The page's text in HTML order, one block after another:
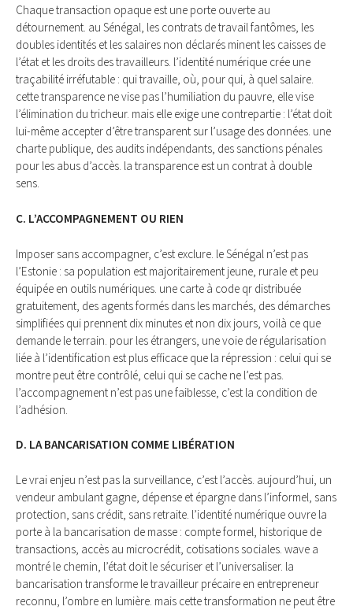
Chaque transaction opaque est une porte ouverte au
détournement. au Sénégal, les contrats de travail fantômes, les
doubles identités et les salaires non déclarés minent les caisses de
l’état et les droits des travailleurs. l’identité numérique crée une
traçabilité irréfutable : qui travaille, où, pour qui, à quel salaire.
cette transparence ne vise pas l’humiliation du pauvre, elle vise
l’élimination du tricheur. mais elle exige une contrepartie : l’état doit
lui-même accepter d’être transparent sur l’usage des données. une
charte publique, des audits indépendants, des sanctions pénales
pour les abus d’accès. la transparence est un contrat à double
sens.
C. L’ACCOMPAGNEMENT OU RIEN
Imposer sans accompagner, c’est exclure. le Sénégal n’est pas
l’Estonie : sa population est majoritairement jeune, rurale et peu
équipée en outils numériques. une carte à code qr distribuée
gratuitement, des agents formés dans les marchés, des démarches
simplifiées qui prennent dix minutes et non dix jours, voilà ce que
demande le terrain. pour les étrangers, une voie de régularisation
liée à l’identification est plus efficace que la répression : celui qui se
montre peut être contrôlé, celui qui se cache ne l’est pas.
l’accompagnement n’est pas une faiblesse, c’est la condition de
l’adhésion.
D. LA BANCARISATION COMME LIBÉRATION
Le vrai enjeu n’est pas la surveillance, c’est l’accès. aujourd’hui, un
vendeur ambulant gagne, dépense et épargne dans l’informel, sans
protection, sans crédit, sans retraite. l’identité numérique ouvre la
porte à la bancarisation de masse : compte formel, historique de
transactions, accès au microcrédit, cotisations sociales. wave a
montré le chemin, l’état doit le sécuriser et l’universaliser. la
bancarisation transforme le travailleur précaire en entrepreneur
reconnu, l’ombre en lumière. mais cette transformation ne peut être